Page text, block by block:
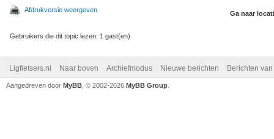
Afdrukversie weergeven Ga naar
Gebruikers die dit topic lezen: 1 gast(en)
Ligfietsers.nl Naar boven Archiefmodus Nieuwe berichten Berichten
Aangedreven door MyBB , © 2002-2026 MyBB Group